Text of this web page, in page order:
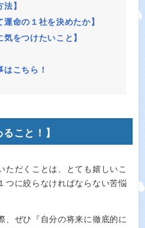
】
運命の１社を決めたか】
気をつけたいこと】
こちら！
こと！】
ただくことは、とても嬉しいこ
つに絞らなければならない苦悩
、ぜひ『自分の将来に徹底的に